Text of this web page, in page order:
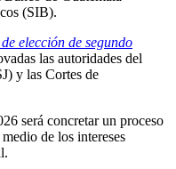
(SIB).
elección de segundo
las autoridades del
y las Cortes de
será concretar un proceso
de los intereses